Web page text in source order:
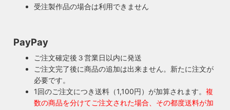
本人だからこそ分かる不具合を見逃しません。
受注製作品の場合は利用できません
PayPay
ご注文確定後３営業日以内に発送
ご注文完了後に商品の追加は出来ません。新たに注文が
必要です。
1回のご注文につき送料（1,100円）が加算されます。 複
数の商品を分けてご注文された場合、その都度送料が加